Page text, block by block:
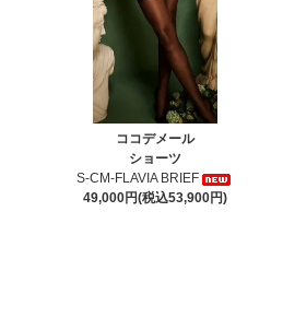
ココデメール
ショーツ
S-CM-FLAVIA BRIEF
49,000円(税込53,900円)